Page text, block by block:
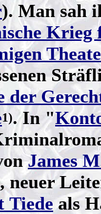
). Man sah
Krieg
der
1).In "
James
neuer
Tiedeals